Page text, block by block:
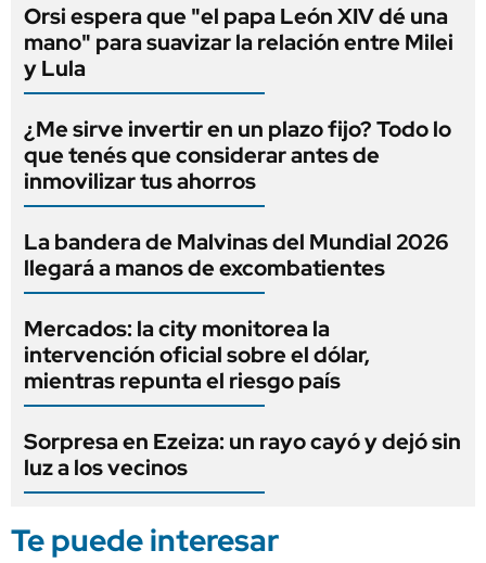
Orsi espera que "el papa León XIV dé una
mano" para suavizar la relación entre Milei
y Lula
¿Me sirve invertir en un plazo fijo? Todo lo
que tenés que considerar antes de
inmovilizar tus ahorros
La bandera de Malvinas del Mundial 2026
llegará a manos de excombatientes
Mercados: la city monitorea la
intervención oficial sobre el dólar,
mientras repunta el riesgo país
Sorpresa en Ezeiza: un rayo cayó y dejó sin
luz a los vecinos
Te puede interesar